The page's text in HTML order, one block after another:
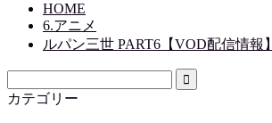
HOME
6.アニメ
ルパン三世 PART6【VOD配信情報】
カテゴリー